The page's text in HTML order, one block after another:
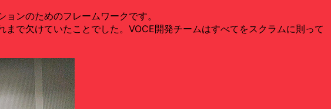
ンのためのフレームワークです。
で欠けていたことでした。VOCE開発チームはすべてをスクラムに則って